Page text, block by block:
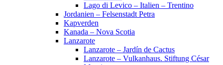
Lago di Levico – Italien – Trentino
Jordanien – Felsenstadt Petra
Kapverden
Kanada – Nova Scotia
Lanzarote
Lanzarote – Jardín de Cactus
Lanzarote – Vulkanhaus. Stiftung César